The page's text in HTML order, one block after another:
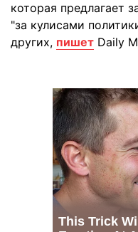
которая предлагает
"за кулисами
других, пишет Daily